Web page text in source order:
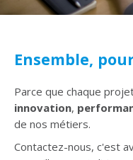
Ensemble,
Parce que chaque
innovation,
de nos métiers.
Contactez-nous, c'est